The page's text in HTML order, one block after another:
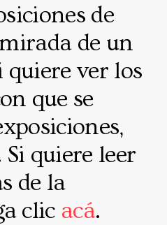
de
de un
quiere ver los
que se
Si quiere leer
de la
clic acá.